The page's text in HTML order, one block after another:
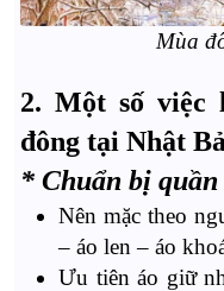
Mùa
2. Một số việc
đông tại Nhật
* Chuẩn bị
Nên mặc theo
– áo len – áo
Ưu tiên áo giữ